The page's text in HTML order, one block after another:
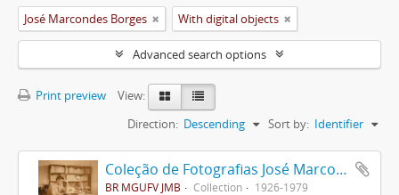
José Marcondes Borges With digital objects
Advanced search options
Print preview
View:
Sort by: Identifier
Direction: Descending
Coleção de Fotografias José Marcondes Borges
BR MGUFV JMB Collection 1926-1979